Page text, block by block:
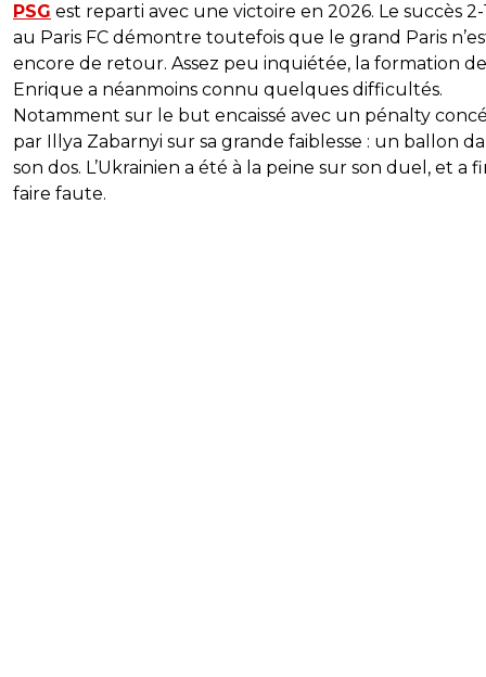
PSG est reparti avec une victoire en 2026. Le succès 2-
au Paris FC démontre toutefois que le grand Paris
encore de retour. Assez peu inquiétée, la formation
Enrique a néanmoins connu quelques difficultés.
Notamment sur le but encaissé avec un pénalty
par Illya Zabarnyi sur sa grande faiblesse : un ballon
son dos. L’Ukrainien a été à la peine sur son duel, et a
faire faute.